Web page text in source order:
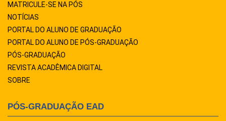
MATRICULE-SE NA PÓS
NOTÍCIAS
PORTAL DO ALUNO DE GRADUAÇÃO
PORTAL DO ALUNO DE PÓS-GRADUAÇÃO
PÓS-GRADUAÇÃO
REVISTA ACADÊMICA DIGITAL
SOBRE
PÓS-GRADUAÇÃO EAD